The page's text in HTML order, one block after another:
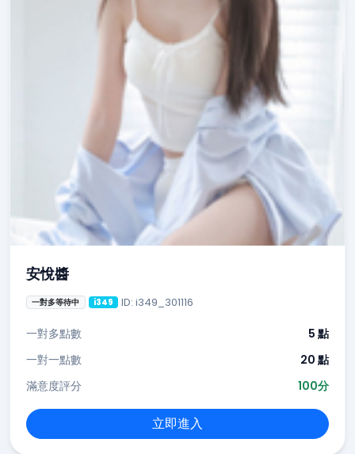
安悅醬
一對多等待中 i349 ID: i349_301116
一對多點數
5 點
一對一點數
20 點
滿意度評分
100分
立即進入